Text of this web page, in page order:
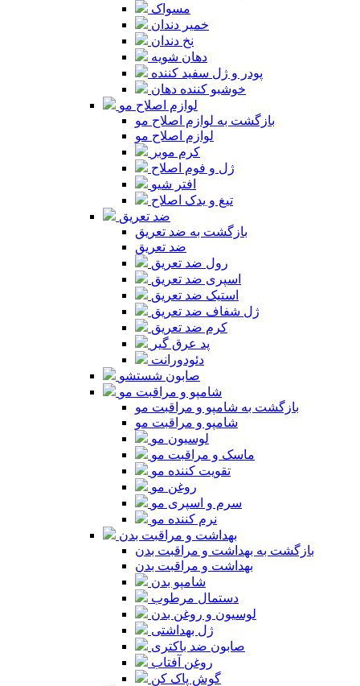
مسواک
خمیر دندان
نخ دندان
دهان شویه
پودر و ژل سفید کننده
خوشبو کننده دهان
لوازم اصلاح مو
بازگشت به لوازم اصلاح مو
لوازم اصلاح مو
کرم موبر
ژل و فوم اصلاح
افتر شیو
تیغ و یدک اصلاح
ضد تعریق
بازگشت به ضد تعریق
ضد تعریق
رول ضد تعریق
اسپری ضد تعریق
استیک ضد تعریق
ژل شفاف ضد تعریق
کرم ضد تعریق
پد عرق گیر
دئودورانت
صابون شستشو
شامپو و مراقبت مو
بازگشت به شامپو و مراقبت مو
شامپو و مراقبت مو
لوسیون مو
ماسک و مراقبت مو
تقویت کننده مو
روغن مو
سرم و اسپری مو
نرم کننده مو
بهداشت و مراقبت بدن
بازگشت به بهداشت و مراقبت بدن
بهداشت و مراقبت بدن
شامپو بدن
دستمال مرطوب
لوسیون و روغن بدن
ژل بهداشتی
صابون ضد باکتری
روغن آفتاب
گوش پاک کن